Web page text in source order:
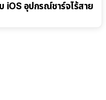
iOS อุปกรณ์ชาร์จไร้สาย